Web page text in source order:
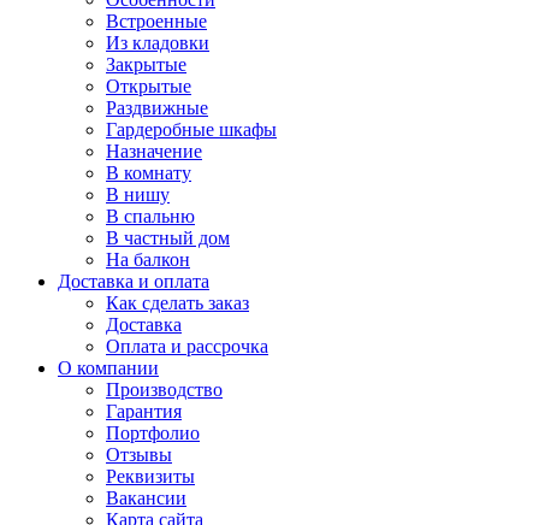
Встроенные
Из кладовки
Закрытые
Открытые
Раздвижные
Гардеробные шкафы
Назначение
В комнату
В нишу
В спальню
В частный дом
На балкон
Доставка и оплата
Как сделать заказ
Доставка
Оплата и рассрочка
О компании
Производство
Гарантия
Портфолио
Отзывы
Реквизиты
Вакансии
Карта сайта